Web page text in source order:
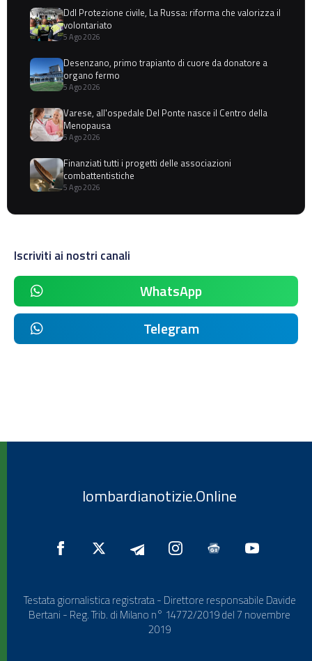
Ddl Protezione civile, La Russa: riforma che valorizza il
volontariato
5 Ago 2026
Desenzano, primo trapianto di cuore da donatore a
organo fermo
5 Ago 2026
Varese, all'ospedale Del Ponte nasce il Centro della
Menopausa
5 Ago 2026
Finanziati tutti i progetti delle associazioni
combattentistiche
5 Ago 2026
Iscriviti ai nostri canali
WhatsApp
Telegram
lombardianotizie.Online
Testata giornalistica registrata - Direttore responsabile Davide
Bertani - Reg. Trib. di Milano n° 14772/2019 del 7 novembre
2019